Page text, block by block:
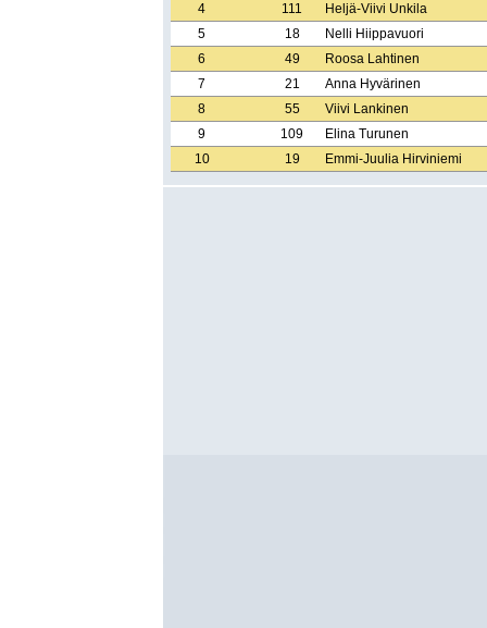
4
111
Heljä-Viivi Unkila
5
18
Nelli Hiippavuori
6
49
Roosa Lahtinen
7
21
Anna Hyvärinen
8
55
Viivi Lankinen
9
109
Elina Turunen
10
19 Emmi-Juulia Hirviniemi